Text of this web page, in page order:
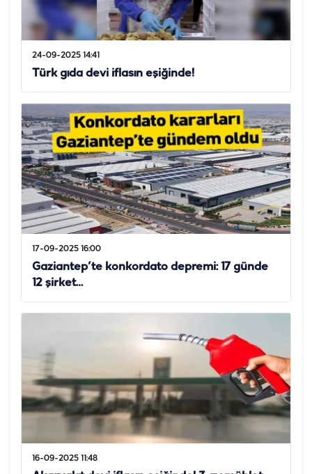
24-09-2025 14:41
Türk gıda devi iflasın eşiğinde!
17-09-2025 16:00
Gaziantep’te konkordato depremi: 17 günde
12 şirket…
16-09-2025 11:48